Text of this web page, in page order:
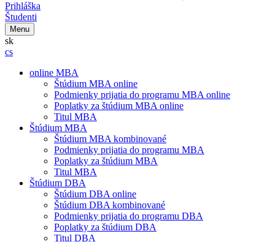
Prihláška
Študenti
Menu
sk
cs
online MBA
Štúdium MBA online
Podmienky prijatia do programu MBA online
Poplatky za štúdium MBA online
Titul MBA
Štúdium MBA
Štúdium MBA kombinované
Podmienky prijatia do programu MBA
Poplatky za štúdium MBA
Titul MBA
Štúdium DBA
Štúdium DBA online
Štúdium DBA kombinované
Podmienky prijatia do programu DBA
Poplatky za štúdium DBA
Titul DBA